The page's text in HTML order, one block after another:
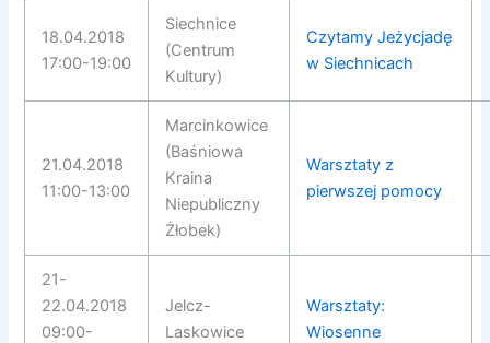
18.04.2018
17:00-19:00
Siechnice
(Centrum
Kultury)
Czytamy Jeżycjadę
w Siechnicach
21.04.2018
11:00-13:00
Marcinkowice
(Baśniowa
Kraina
Niepubliczny
Żłobek)
Warsztaty z
pierwszej pomocy
21-
22.04.2018
09:00-
Jelcz-
Laskowice
Warsztaty:
Wiosenne